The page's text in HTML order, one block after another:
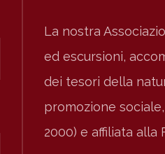
La nostra
ed escursioni,
dei tesori della
promozione
2000) e affiliata alla